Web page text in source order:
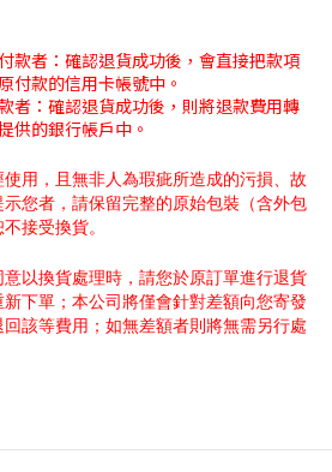
款者：確認退貨成功後，會直接把款項
付款的信用卡帳號中。
者：確認退貨成功後，則將退款費用轉
供的銀行帳戶中。
用，且無非人為瑕疵所造成的污損、故
您者，請保留完整的原始包裝（含外包
接受換貨。
以換貨處理時，請您於原訂單進行退貨
下單；本公司將僅會針對差額向您寄發
該等費用；如無差額者則將無需另行處